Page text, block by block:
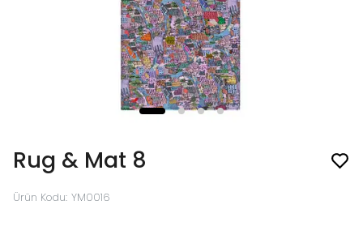
Rug & Mat 8
Ürün Kodu: YM0016